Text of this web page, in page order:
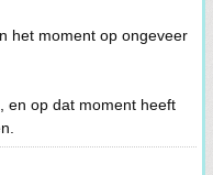
het moment op ongeveer
en op dat moment heeft